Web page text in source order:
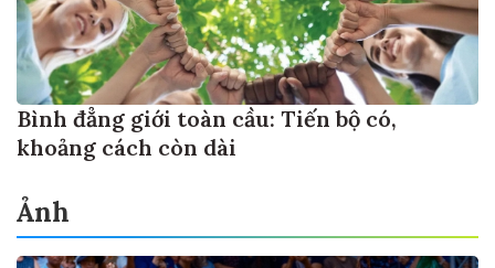
Bình đẳng giới toàn cầu: Tiến bộ có,
khoảng cách còn dài
Ảnh